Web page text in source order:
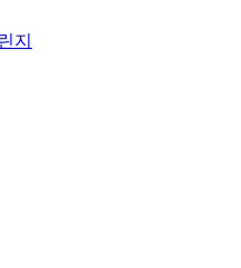
지